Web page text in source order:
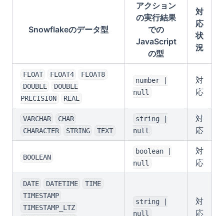
Snowflakeのデータ型
アクション
の実行結果
での
JavaScript
の型
対
応
状
況
FLOAT FLOAT4
FLOAT8
DOUBLE
DOUBLE
PRECISION
REAL
number |
null
対
応
VARCHAR
CHAR
CHARACTER
STRING TEXT
string |
null
対
応
BOOLEAN
boolean |
null
対
応
DATE DATETIME
TIME
TIMESTAMP
TIMESTAMP_LTZ
string |
null
対
応